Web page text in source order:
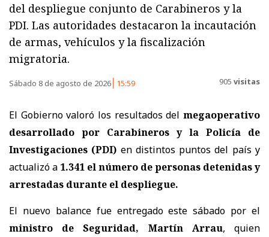
del despliegue conjunto de Carabineros y la
PDI. Las autoridades destacaron la incautación
de armas, vehículos y la fiscalización
migratoria.
Sábado 8 de agosto de 2026 15:59 905 visitas
El Gobierno valoró los resultados del megaoperativo
desarrollado por Carabineros y la Policía de
Investigaciones (PDI) en distintos puntos del país y
actualizó a 1.341 el número de personas detenidas y
arrestadas durante el despliegue.
El nuevo balance fue entregado este sábado por el
ministro de Seguridad, Martín Arrau, quien